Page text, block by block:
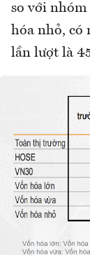
so với
hóa nhỏ, có
lần lượt là